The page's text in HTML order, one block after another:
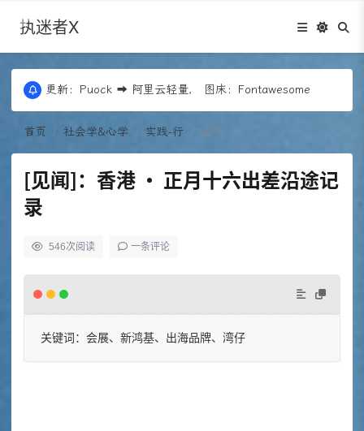
执迷者X
更新：Puock ➡ 阿里云轻量， 图床：Fontawesome
近期优化：Edgeone+COS存储+回源，Codex
更新：Puock ➡ 阿里云轻量， 图床：Fontawesome
首页
社会学&心学 实践-行 正文
[见闻]：香港 · 正月十六出差沿途记
录
546次阅读 一条评论
关键词：会展、新鸿基、出海品牌、湾仔